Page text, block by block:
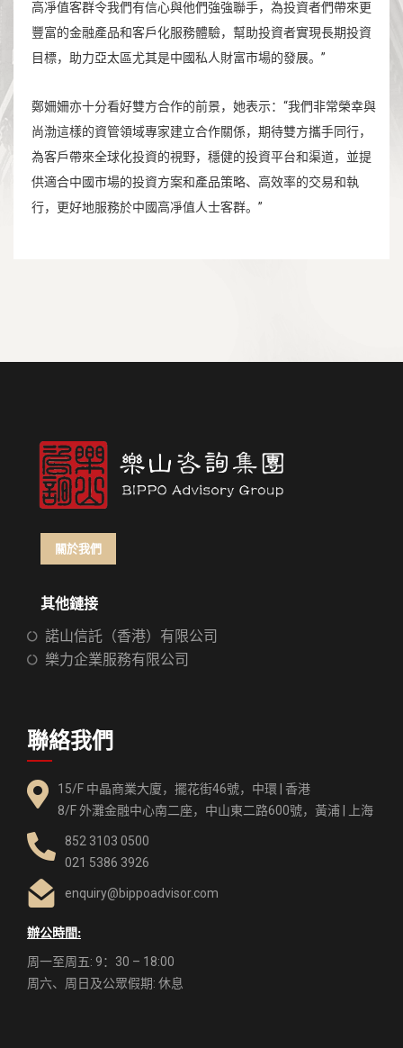
高凈值客群令我們有信心與他們強強聯手，為投資者們帶來更
豐富的金融產品和客戶化服務體驗，幫助投資者實現長期投資
目標，助力亞太區尤其是中國私人財富市場的發展。”
鄭姍姍亦十分看好雙方合作的前景，她表示：“我們非常榮幸與
尚渤這樣的資管領域專家建立合作關係，期待雙方攜手同行，
為客戶帶來全球化投資的視野，穩健的投資平台和渠道，並提
供適合中國市場的投資方案和產品策略、高效率的交易和執
行，更好地服務於中國高凈值人士客群。”
關於我們
其他鏈接
諾山信託（香港）有限公司
樂力企業服務有限公司
聯絡我們
15/F 中晶商業大廈，擺花街46號，中環 | 香港
8/F 外灘金融中心南二座，中山東二路600號，黃浦 | 上海
852 3103 0500
021 5386 3926
enquiry@bippoadvisor.com
辦公時間:
周一至周五: 9：30 – 18:00
周六、周日及公眾假期: 休息